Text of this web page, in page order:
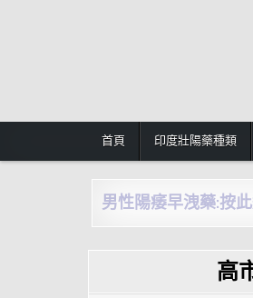
首頁 印度壯陽藥種類
男性陽痿早洩藥:按
高